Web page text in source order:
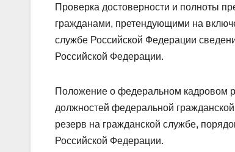
Проверка достоверности и полноты
гражданами, претендующими на
службе Российской Федерации
Российской Федерации.
Положение о федеральном кадровом
должностей федеральной
резерв на гражданской службе,
Российской Федерации.